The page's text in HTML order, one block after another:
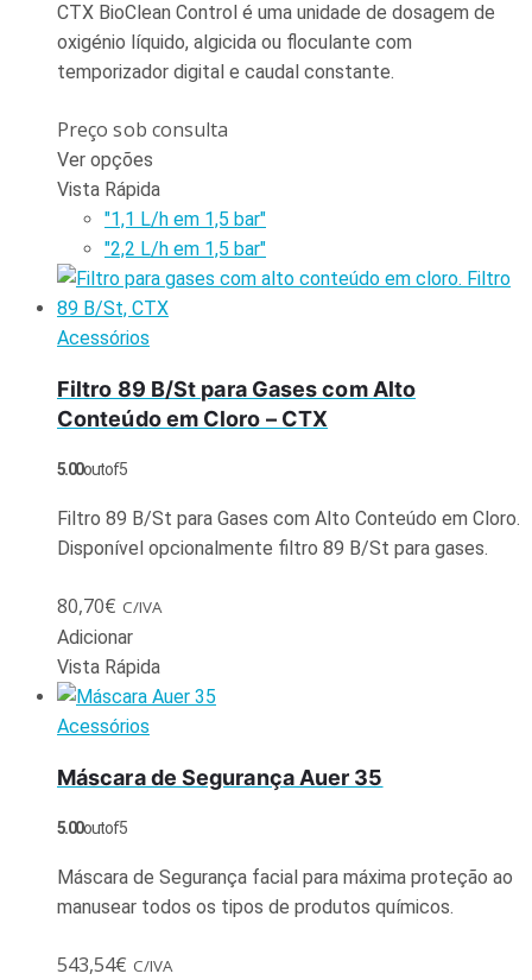
CTX BioClean Control é uma unidade de dosagem de
oxigénio líquido, algicida ou floculante com
temporizador digital e caudal constante.
Preço sob consulta
Ver opções
Vista Rápida
"1,1 L/h em 1,5 bar"
"2,2 L/h em 1,5 bar"
Acessórios
Filtro 89 B/St para Gases com Alto
Conteúdo em Cloro – CTX
5.00out of 5
Filtro 89 B/St para Gases com Alto Conteúdo em Cloro.
Disponível opcionalmente filtro 89 B/St para gases.
80,70€ C/IVA
Adicionar
Vista Rápida
Acessórios
Máscara de Segurança Auer 35
5.00out of 5
Máscara de Segurança facial para máxima proteção ao
manusear todos os tipos de produtos químicos.
543,54€ C/IVA